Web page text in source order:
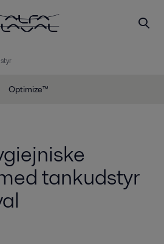
Optimize™
tankudstyr